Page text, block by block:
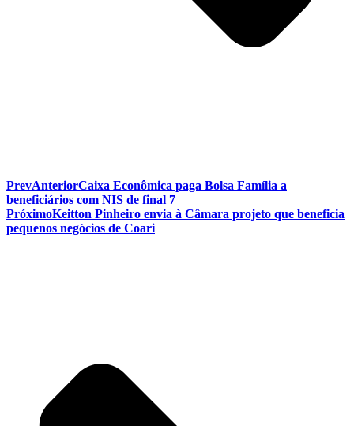
PrevAnteriorCaixa Econômica paga Bolsa Família a
beneficiários com NIS de final 7
PróximoKeitton Pinheiro envia à Câmara projeto que beneficia
pequenos negócios de Coari